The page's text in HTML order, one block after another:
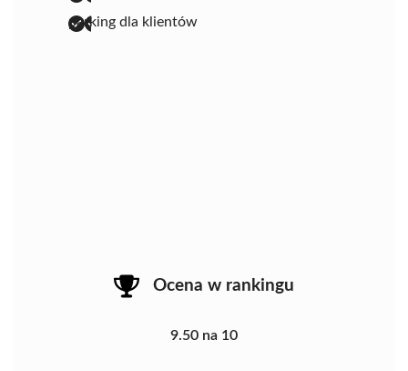
parking dla klientów
Ocena w rankingu
9.50 na 10